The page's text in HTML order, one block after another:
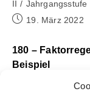
Kategorie:
II / Jahrgangsstufe
Beitrag19. März 2022
180 –
Beispiel